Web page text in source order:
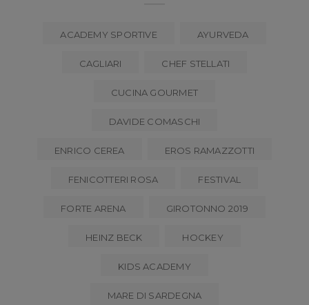
ACADEMY SPORTIVE AYURVEDA
CAGLIARI CHEF STELLATI
CUCINA GOURMET
DAVIDE COMASCHI
ENRICO CEREA EROS RAMAZZOTTI
FENICOTTERI ROSA FESTIVAL
FORTE ARENA GIROTONNO 2019
HEINZ BECK HOCKEY
KIDS ACADEMY
MARE DI SARDEGNA